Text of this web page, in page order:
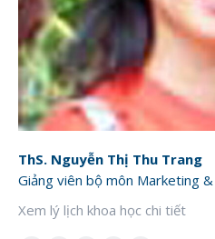
ThS. Nguyễn Thị Thu Trang
Giảng viên bộ môn Marketing
Xem lý lịch khoa học chi tiết